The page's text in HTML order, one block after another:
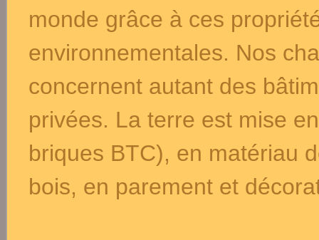
monde grâce à ces
environnementales. Nos
concernent autant des
privées. La terre est mise
briques BTC), en matériau
bois, en parement et